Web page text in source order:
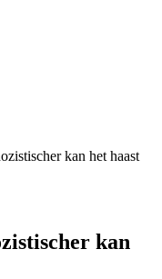
kan het haast
kan